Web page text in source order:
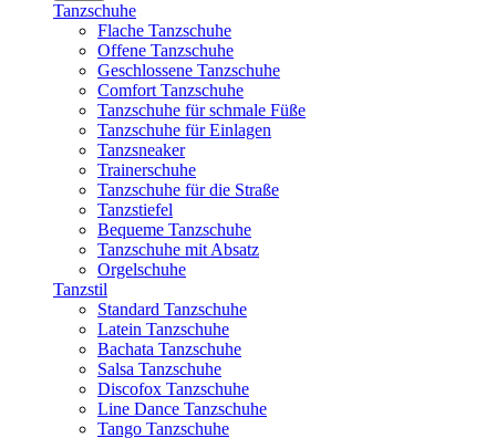
Tanzschuhe
Flache Tanzschuhe
Offene Tanzschuhe
Geschlossene Tanzschuhe
Comfort Tanzschuhe
Tanzschuhe für schmale Füße
Tanzschuhe für Einlagen
Tanzsneaker
Trainerschuhe
Tanzschuhe für die Straße
Tanzstiefel
Bequeme Tanzschuhe
Tanzschuhe mit Absatz
Orgelschuhe
Tanzstil
Standard Tanzschuhe
Latein Tanzschuhe
Bachata Tanzschuhe
Salsa Tanzschuhe
Discofox Tanzschuhe
Line Dance Tanzschuhe
Tango Tanzschuhe